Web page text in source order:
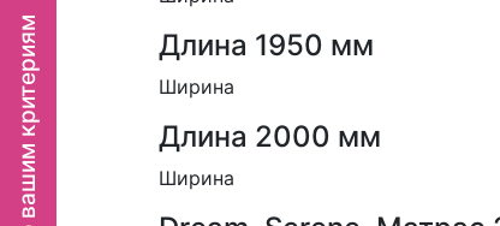
Длина 1950 мм
Ширина
Длина 2000 мм
Ширина